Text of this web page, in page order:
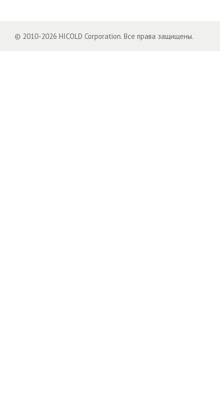
© 2010-2026 HICOLD Corporation. Все права защищены.